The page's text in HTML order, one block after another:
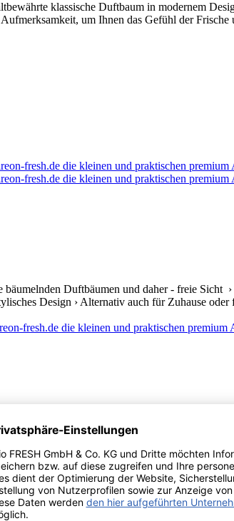
klassische Duftbaum in modernem
um Ihnen das Gefühl der
Duftbäumen und daher - freie
Design › Alternativ auch für Zuhause oder
Duftbäumen und daher - freie Sicht
Design › Alternativ auch für Zuhause oder